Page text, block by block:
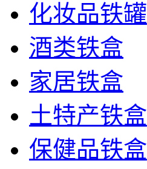
化妆品铁罐
酒类铁盒
家居铁盒
土特产铁盒
保健品铁盒